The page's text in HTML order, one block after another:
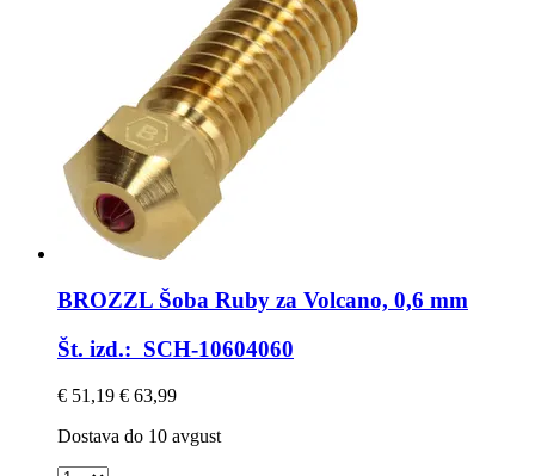
BROZZL Šoba Ruby za Volcano, 0,6 mm
Št. izd.: SCH-10604060
€ 51,19 € 63,99
Dostava do 10 avgust